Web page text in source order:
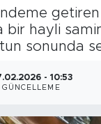
bir hayli
sonunda
- 10:53
GÜNCELLEME